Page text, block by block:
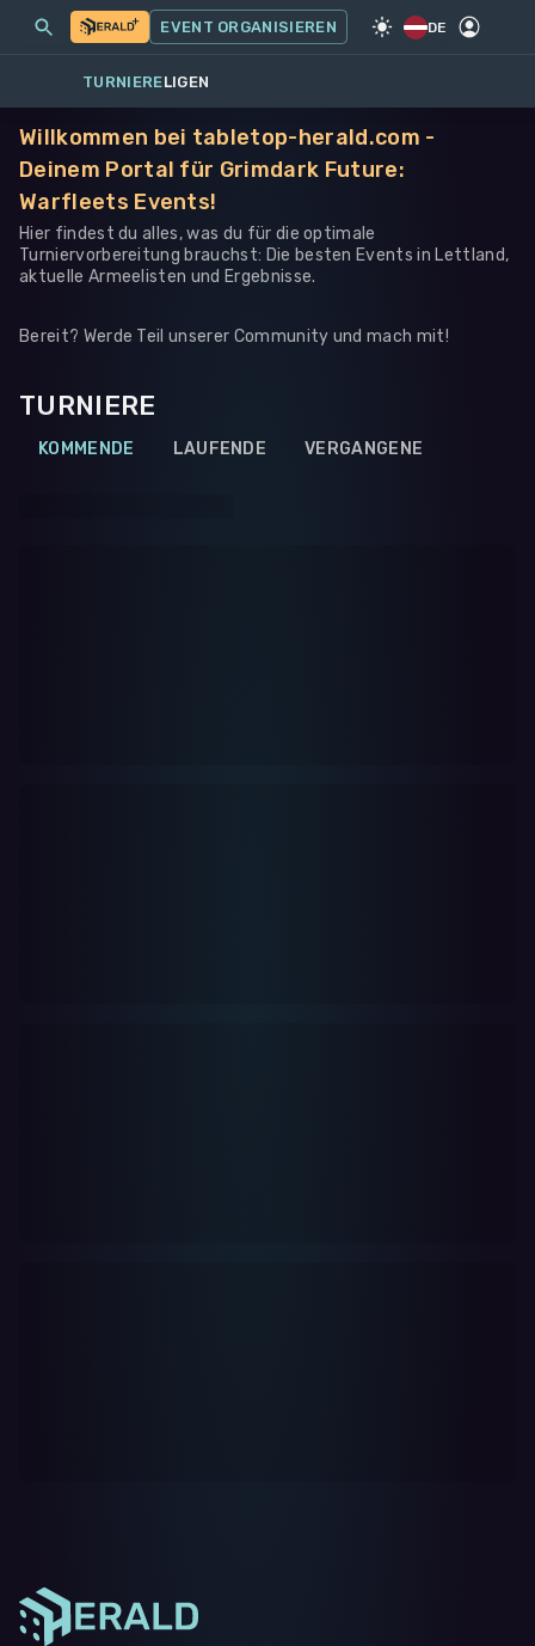
SPIEL·WARHAMMER 40K
MEINE EVENTS MEHR
EVENT ORGANISIEREN DE
TURNIERELIGEN
Willkommen bei tabletop-herald.com -
Deinem Portal für Grimdark Future:
Warfleets Events!
Hier findest du alles, was du für die optimale
Turniervorbereitung brauchst: Die besten Events in Lettland,
aktuelle Armeelisten und Ergebnisse.
Bereit? Werde Teil unserer Community und mach mit!
TURNIERE
KOMMENDE LAUFENDE VERGANGENE